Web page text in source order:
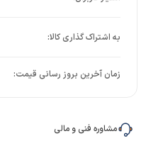
زمان آخرین بروز رسانی قیمت:
مشاوره فنی و مالی